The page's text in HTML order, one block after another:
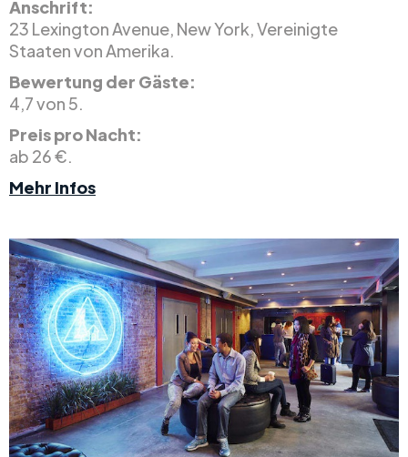
Anschrift:
23 Lexington Avenue, New York, Vereinigte
Staaten von Amerika.
Bewertung der Gäste:
4,7 von 5.
Preis pro Nacht:
ab 26 €.
Mehr Infos